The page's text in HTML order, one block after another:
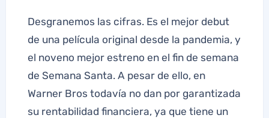
Desgranemos las cifras. Es el mejor debut
de una película original desde la pandemia, y
el noveno mejor estreno en el fin de semana
de Semana Santa. A pesar de ello, en
Warner Bros todavía no dan por garantizada
su rentabilidad financiera, ya que tiene un